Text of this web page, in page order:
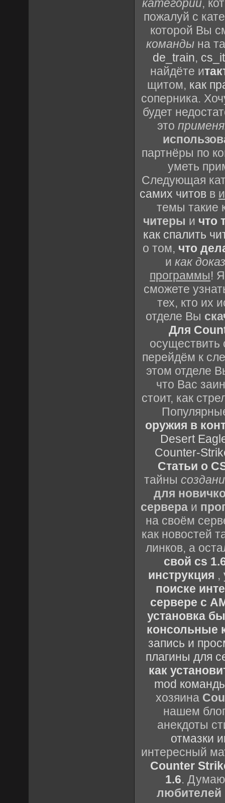
категорий,
пожалуй с
которой Вы
команды на
de_train,
найдёте и
щитом, как
соперника.
будет
это
партнёры по
уметь
Следующая
самих читов в
темы такие
читеры и что
как спалить
о том, что
икак
программы!
сможете
тех, кто их
отделе Вы
Для
осуществить
перейдём к
этом отделе
что Вас
стоит, как
оружия в
Desert
Counter-
Статьи о
тайны
для
сервера и
на своём
как новостей
линков, а
свой cs
инструкция ,
поиске
сервере с
установка
консольные
запись и
плагины для
как
mod
хозяина
нашем
анекдоты
отмазки
интересный
Counter
1.6. Думаю
любителей